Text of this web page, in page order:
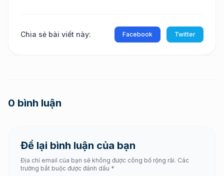
Chia sẻ bài viết này: Facebook Twitter
0 bình luận
Để lại bình luận của bạn
Địa chỉ email của bạn sẽ không được công bố rộng rãi. Các
trường bắt buộc được đánh dấu *